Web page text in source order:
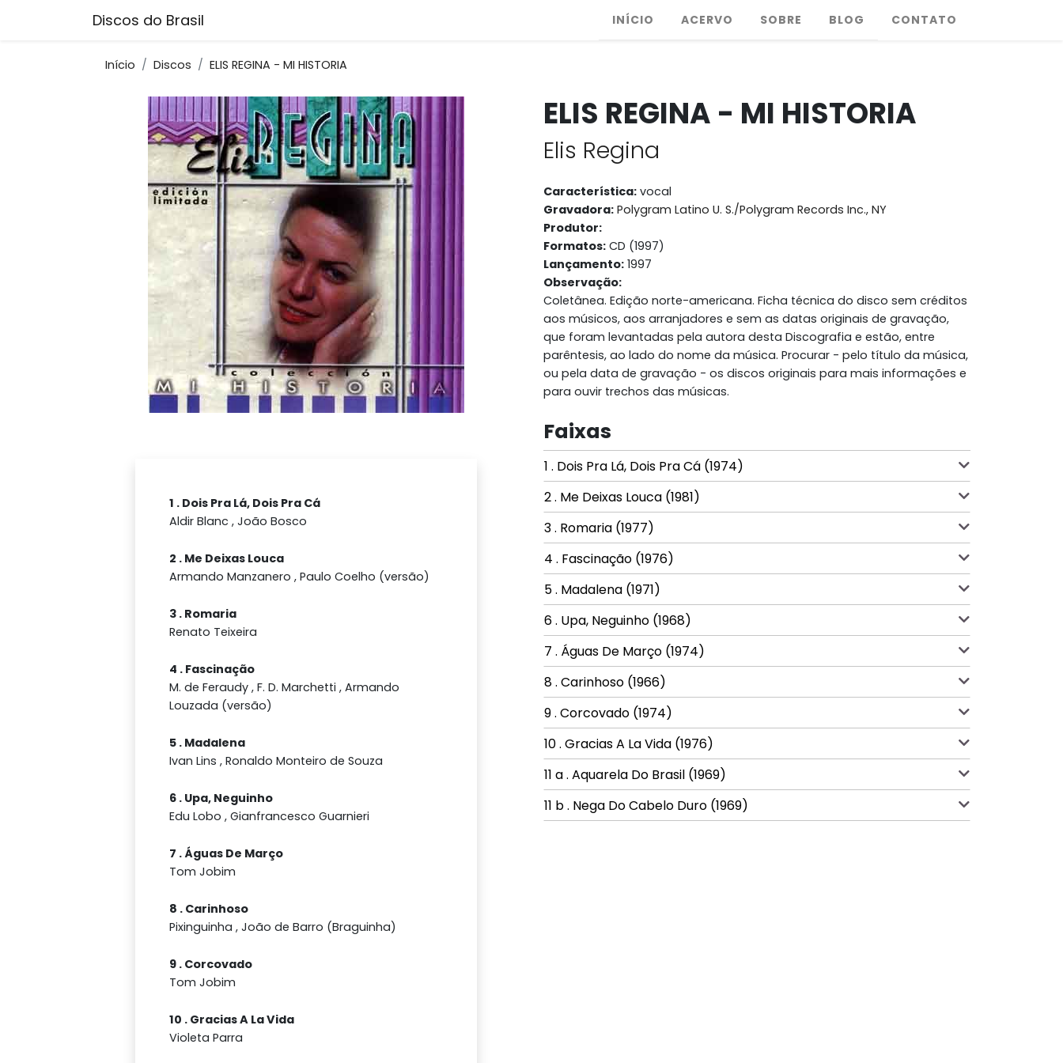
Discos do Brasil INÍCIO ACERVO SOBRE BLOG CONTATO
Início Discos ELIS REGINA - MI HISTORIA
1 . Dois Pra Lá, Dois Pra Cá
Aldir Blanc , João Bosco
2 . Me Deixas Louca
Armando Manzanero , Paulo Coelho (versão)
3 . Romaria
Renato Teixeira
4 . Fascinação
M. de Feraudy , F. D. Marchetti , Armando
Louzada (versão)
5 . Madalena
Ivan Lins , Ronaldo Monteiro de Souza
6 . Upa, Neguinho
Edu Lobo , Gianfrancesco Guarnieri
7 . Águas De Março
Tom Jobim
8 . Carinhoso
Pixinguinha , João de Barro (Braguinha)
9 . Corcovado
Tom Jobim
10 . Gracias A La Vida
Violeta Parra
ELIS REGINA - MI HISTORIA
Elis Regina
Característica: vocal
Gravadora: Polygram Latino U. S./Polygram Records Inc., NY
Produtor:
Formatos: CD (1997)
Lançamento: 1997
Observação:
Coletânea. Edição norte-americana. Ficha técnica do disco sem créditos
aos músicos, aos arranjadores e sem as datas originais de gravação,
que foram levantadas pela autora desta Discografia e estão, entre
parêntesis, ao lado do nome da música. Procurar - pelo título da música,
ou pela data de gravação - os discos originais para mais informações e
para ouvir trechos das músicas.
Faixas
1 . Dois Pra Lá, Dois Pra Cá (1974)
2 . Me Deixas Louca (1981)
3 . Romaria (1977)
4 . Fascinação (1976)
5 . Madalena (1971)
6 . Upa, Neguinho (1968)
7 . Águas De Março (1974)
8 . Carinhoso (1966)
9 . Corcovado (1974)
10 . Gracias A La Vida (1976)
11 a . Aquarela Do Brasil (1969)
11 b . Nega Do Cabelo Duro (1969)